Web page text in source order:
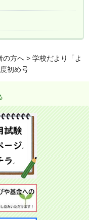
の方へ > 学校だより「よ
初め号